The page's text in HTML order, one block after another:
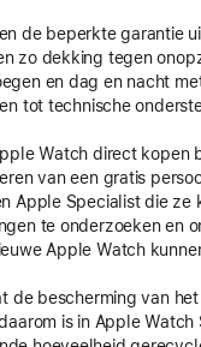
de beperkte garantie
zo dekking tegen
en dag en nacht
tot technische
Watch direct kopen
van een gratis
Apple Specialist die ze
te onderzoeken en
Apple Watch
de bescherming van
is in Apple Watch